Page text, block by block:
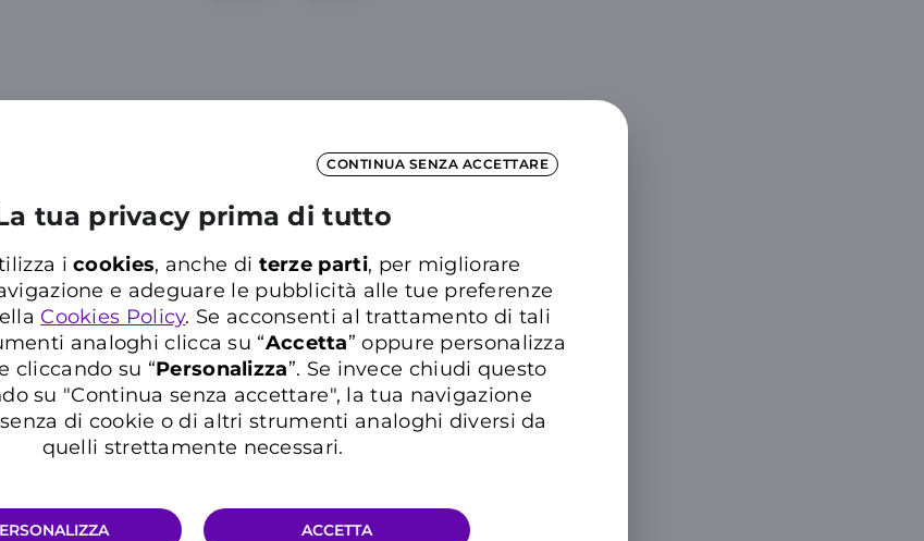
CONTINUA SENZA ACCETTARE
tua privacy prima di tutto
icookies, anche di terze parti, per migliorare
e adeguare le pubblicità alle tue preferenze
Cookies Policy. Se acconsenti al trattamento di tali
analoghi clicca su “Accetta” oppure personalizza
cliccando su “Personalizza”. Se invece chiudi questo
su "Continua senza accettare", la tua navigazione
di cookie o di altri strumenti analoghi diversi da
quelli strettamente necessari.
ACCETTA
Scegli come averlo
Solo Device
Errore imprevisto
Verifica l'importo dell'ultima rata in info e costi.